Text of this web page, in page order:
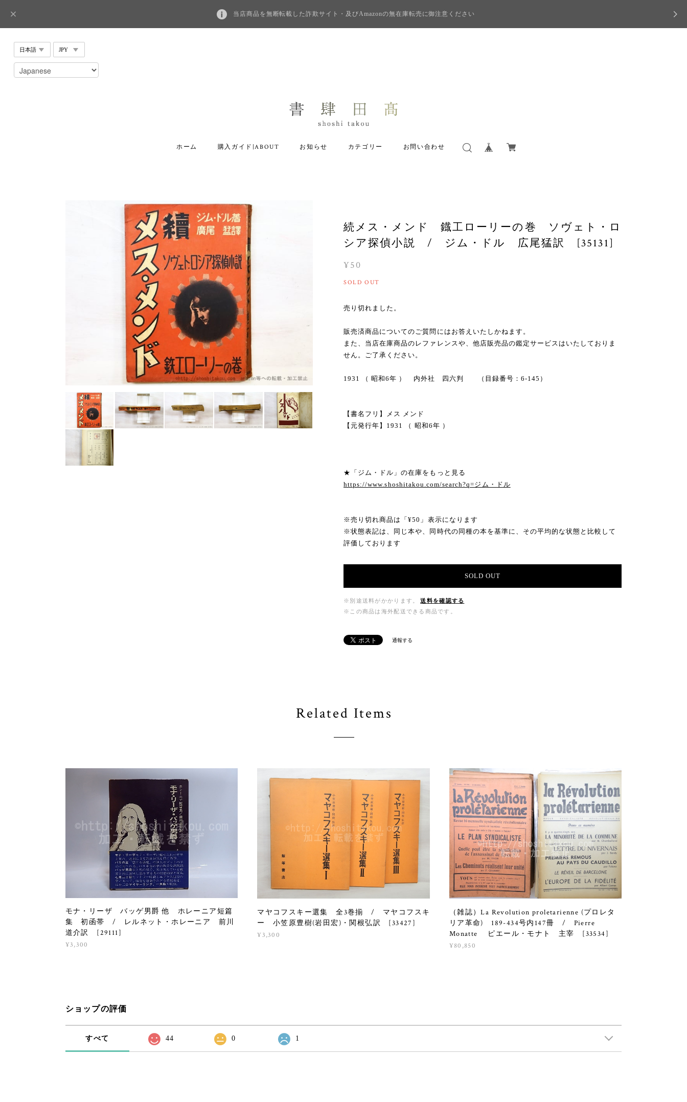
当店商品を無断転載した詐欺サイト・及びAmazonの無在庫転売に御注意ください
ホーム 購入ガイド|ABOUT お知らせ カテゴリー お問い合わせ
続メス・メンド 鐡工ローリーの巻 ソヴェト・ロ
シア探偵小説 / ジム・ドル 広尾猛訳 [35131]
¥50
SOLD OUT
売り切れました。
販売済商品についてのご質問にはお答えいたしかねます。
また、当店在庫商品のレファレンスや、他店販売品の鑑定サービスはいたしておりま
せん。ご了承ください。
1931 （ 昭和6年 ） 内外社 四六判 （目録番号：6-145）
【書名フリ】メス メンド
【元発行年】1931 （ 昭和6年 ）
★「ジム・ドル」の在庫をもっと見る
https://www.shoshitakou.com/search?q=ジム・ドル
※売り切れ商品は「¥50」表示になります
※状態表記は、同じ本や、同時代の同種の本を基準に、その平均的な状態と比較して
評価しております
SOLD OUT
※別途送料がかかります。
送料を確認する
※この商品は海外配送できる商品です。
通報する
Related Items
モナ・リーザ バッゲ男爵 他 ホレーニア短篇
集 初函帯 / レルネット・ホレーニア 前川
道介訳 [29111]
¥3,300
マヤコフスキー選集 全3巻揃 / マヤコフスキ
ー 小笠原豊樹(岩田宏)・関根弘訳 [33427]
¥3,300
（雑誌）La Revolution proletarienne (プロレタ
リア革命) 189-434号内147冊 / Pierre
Monatte ピエール・モナト 主宰 [33534]
¥80,850
ショップの評価
すべて 44 0 1